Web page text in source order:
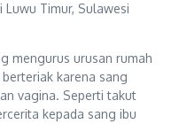
Timur, Sulawesi
mengurus urusan rumah
karena sang
vagina. Seperti takut
kepada sang ibu